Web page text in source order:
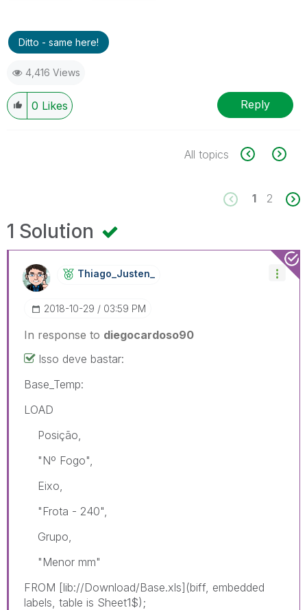
Ditto - same here!
4,416 Views
0 Likes Reply
All topics
1 2
1 Solution
Thiago_Justen_
‎2018-10-29 03:59 PM
In response to diegocardoso90
Isso deve bastar:
Base_Temp:
LOAD
Posição,
"Nº Fogo",
Eixo,
"Frota - 240",
Grupo,
"Menor mm"
FROM [lib://Download/Base.xls](biff, embedded
labels, table is Sheet1$);